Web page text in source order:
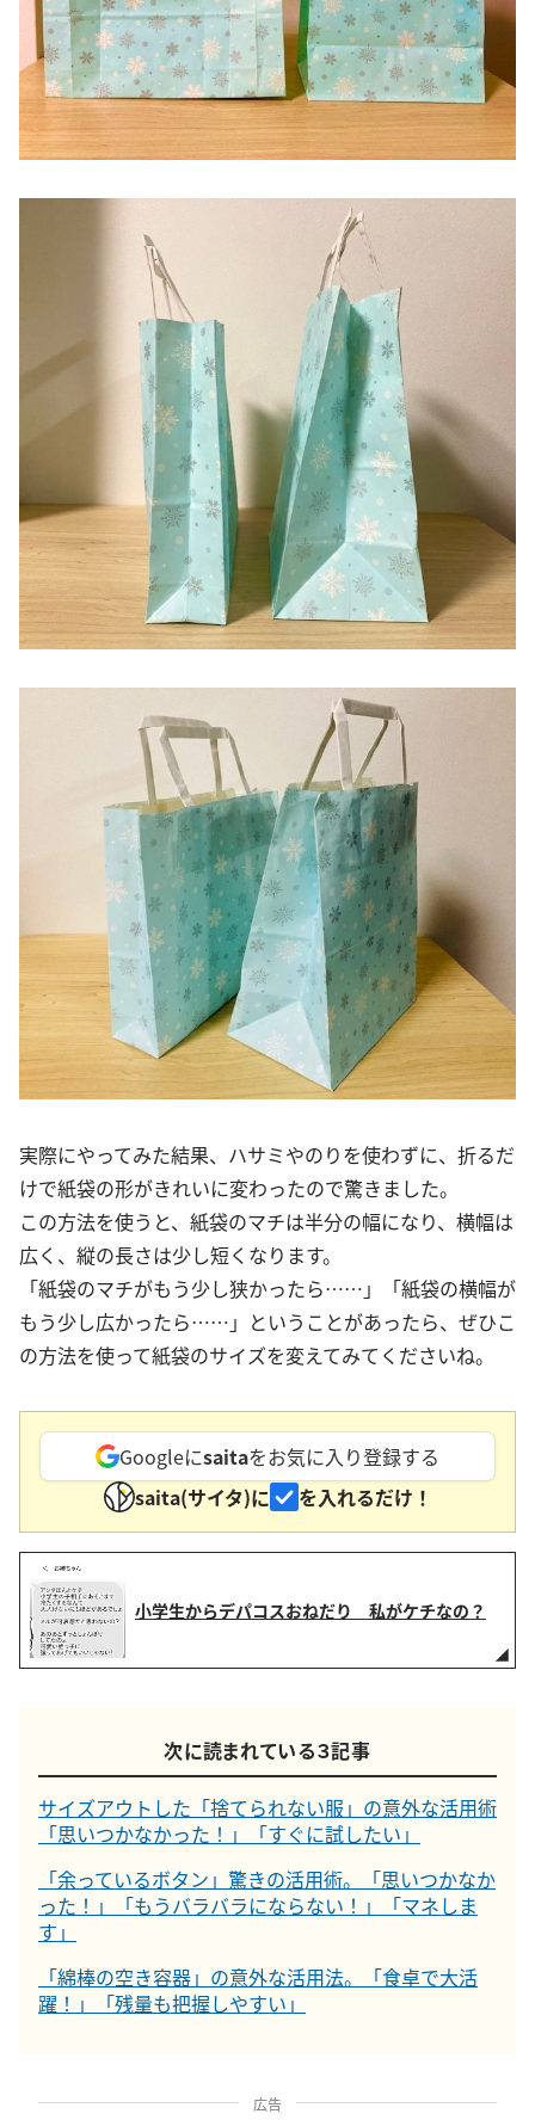
実際にやってみた結果、ハサミやのりを使わずに、折るだ
けで紙袋の形がきれいに変わったので驚きました。
この方法を使うと、紙袋のマチは半分の幅になり、横幅は
広く、縦の長さは少し短くなります。
「紙袋のマチがもう少し狭かったら……」「紙袋の横幅が
もう少し広かったら……」ということがあったら、ぜひこ
の方法を使って紙袋のサイズを変えてみてくださいね。
Googleにsaitaをお気に入り登録する
saita(サイタ)に
を入れるだけ！
小学生からデパコスおねだり 私がケチなの？
次に読まれている３記事
サイズアウトした「捨てられない服」の意外な活用術
「思いつかなかった！」「すぐに試したい」
「余っているボタン」驚きの活用術。「思いつかなか
った！」「もうバラバラにならない！」「マネしま
す」
「綿棒の空き容器」の意外な活用法。「食卓で大活
躍！」「残量も把握しやすい」
広告